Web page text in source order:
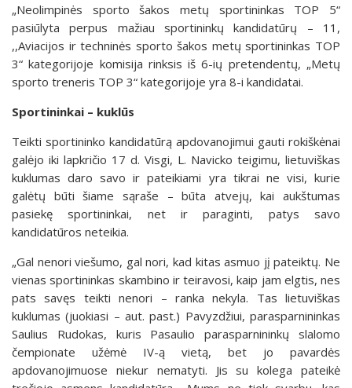
„Neolimpinės sporto šakos metų sportininkas TOP 5“
pasiūlyta perpus mažiau sportininkų kandidatūrų – 11,
,,Aviacijos ir techninės sporto šakos metų sportininkas TOP
3“ kategorijoje komisija rinksis iš 6-ių pretendentų, „Metų
sporto treneris TOP 3“ kategorijoje yra 8-i kandidatai.
Sportininkai – kuklūs
Teikti sportininko kandidatūrą apdovanojimui gauti rokiškėnai
galėjo iki lapkričio 17 d. Visgi, L. Navicko teigimu, lietuviškas
kuklumas daro savo ir pateikiami yra tikrai ne visi, kurie
galėtų būti šiame sąraše – būta atvejų, kai aukštumas
pasiekę sportininkai, net ir paraginti, patys savo
kandidatūros neteikia.
„Gal nenori viešumo, gal nori, kad kitas asmuo jį pateiktų. Ne
vienas sportininkas skambino ir teiravosi, kaip jam elgtis, nes
pats savęs teikti nenori – ranka nekyla. Tas lietuviškas
kuklumas (juokiasi – aut. past.) Pavyzdžiui, parasparnininkas
Saulius Rudokas, kuris Pasaulio parasparnininkų slalomo
čempionate užėmė IV-ą vietą, bet jo pavardės
apdovanojimuose niekur nematyti. Jis su kolega pateikė